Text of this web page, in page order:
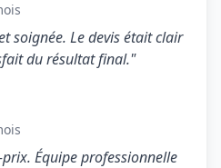
soignée. Le devis était clair
du résultat final."
Équipe professionnelle